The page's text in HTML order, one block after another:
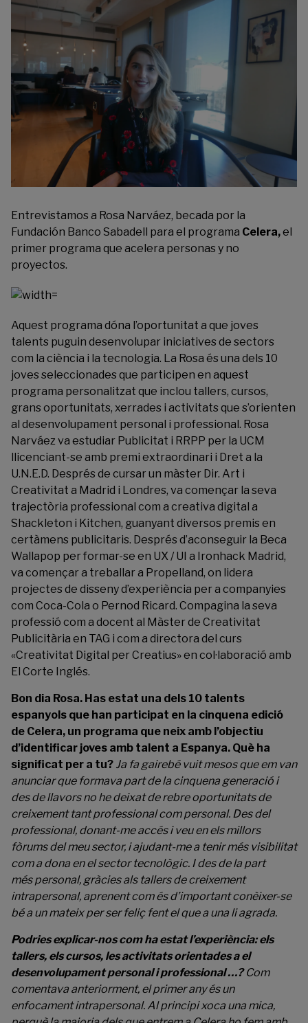
Entrevistamos a Rosa Narváez, becada por la
Fundación Banco Sabadell para e l programa Celera,el
primer programa que acelera personas y no
proyectos.
Aquest programa dóna l’oportunitat a que joves
talents puguin desenvolupar iniciatives de sectors
com la ciència i la tecnologia. La Rosa és una dels 10
joves seleccionades que participen en aquest
programa personalitzat que inclou tallers, cursos,
grans oportunitats, xerrades i activitats que s’orienten
al desenvolupament personal i professional. Rosa
Narváez va estudiar Publicitat i RRPP per la UCM
llicenciant-se amb premi extraordinari i Dret a la
U.N.E.D. Després de cursar un màster Dir. Art i
Creativitat a Madrid i Londres, va començar la seva
trajectòria professional com a creativa digital a
Shackleton i Kitchen, guanyant diversos premis en
certàmens publicitaris. Després d’aconseguir la Beca
Wallapop per formar-se en UX / UI a Ironhack Madrid,
va començar a treballar a Propelland, on lidera
projectes de disseny d’experiència per a companyies
com Coca-Cola o Pernod Ricard. Compagina la seva
professió com a docent al Màster de Creativitat
Publicitària en TAG i com a directora del curs
«Creativitat Digital per Creatius» en col·laboració amb
El Corte Inglés.
Bon dia Rosa. Has estat una dels 10 talents
espanyols que han participat en la cinquena edició
de Celera, un programa que neix amb l’objectiu
d’identificar joves amb talent a Espanya. Què ha
significat per a tu? Ja fa gairebé vuit mesos que em van
anunciar que formava part de la cinquena generació i
des de llavors no he deixat de rebre oportunitats de
creixement tant professional com personal. Des del
professional, donant-me accés i veu en els millors
fòrums del meu sector, i ajudant-me a tenir més visibilitat
com a dona en el sector tecnològic. I des de la part
més personal, gràcies als tallers de creixement
intrapersonal, aprenent com és d’important conèixer-se
bé a un mateix per ser feliç fent el que a una li agrada.
Podries explicar-nos com ha estat l’experiència: els
tallers, els cursos, les activitats orientades a el
desenvolupament personal i professional …?Com
comentava anteriorment, el primer any és un
enfocament intrapersonal. Al principi xoca una mica,